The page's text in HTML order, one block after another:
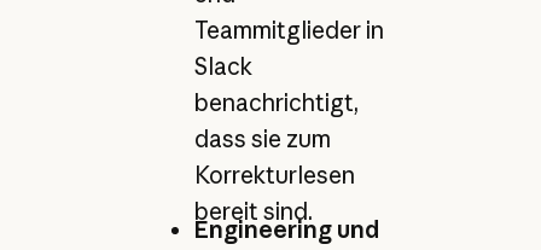
Teammitglieder in
Slack
benachrichtigt,
dass sie zum
Korrekturlesen
bereit sind.
Engineering und